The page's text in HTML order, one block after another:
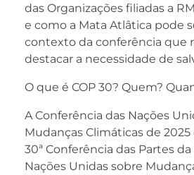
das Organizações filiadas a
e como a Mata Atlâtica pode
contexto da conferência que
destacar a necessidade de
O que é COP 30? Quem?
A Conferência das Nações
Mudanças Climáticas de
30ª Conferência das Partes
Nações Unidas sobre